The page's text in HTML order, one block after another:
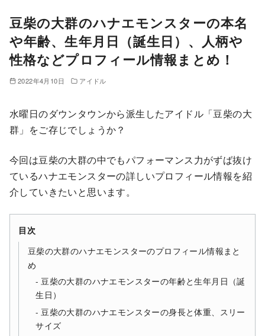
豆柴の大群のハナエモンスターの本名
や年齢、生年月日（誕生日）、人柄や
性格などプロフィール情報まとめ！
2022年4月10日 アイドル
水曜日のダウンタウンから派生したアイドル「豆柴の大
群」をご存じでしょうか？
今回は豆柴の大群の中でもパフォーマンス力がずば抜け
ているハナエモンスターの詳しいプロフィール情報を紹
介していきたいと思います。
目次
豆柴の大群のハナエモンスターのプロフィール情報まと
め
豆柴の大群のハナエモンスターの年齢と生年月日（誕
生日）
豆柴の大群のハナエモンスターの身長と体重、スリー
サイズ